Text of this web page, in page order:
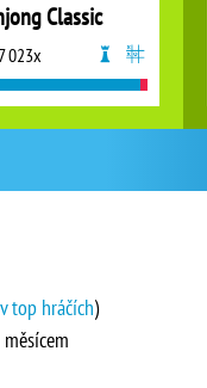
top hráčích)
Classic
023x